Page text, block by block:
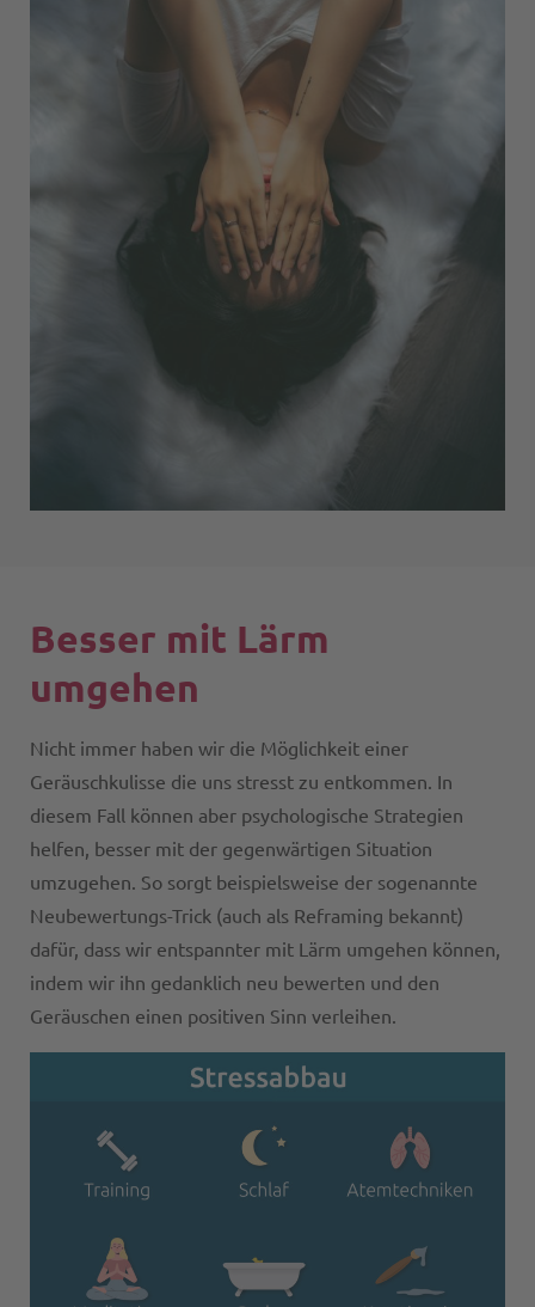
Besser mit Lärm
umgehen
Nicht immer haben wir die Möglichkeit einer
Geräuschkulisse die uns stresst zu entkommen. In
diesem Fall können aber psychologische Strategien
helfen, besser mit der gegenwärtigen Situation
umzugehen. So sorgt beispielsweise der sogenannte
Neubewertungs-Trick (auch als Reframing bekannt)
dafür, dass wir entspannter mit Lärm umgehen können,
indem wir ihn gedanklich neu bewerten und den
Geräuschen einen positiven Sinn verleihen.